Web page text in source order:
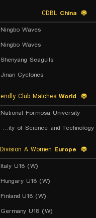
China
Ningbo Waves
Ningbo Waves
Shenyang Seagulls
Jinan Cyclones
World
National Formosa University
Chien Hsin University of Science and Technology
Europe
Italy U18 (W)
Hungary U18 (W)
Finland U18 (W)
Germany U18 (W)